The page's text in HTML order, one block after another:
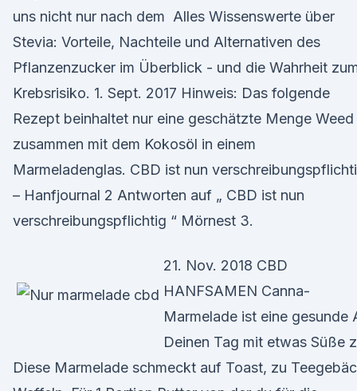
uns nicht nur nach dem Alles Wissenswerte über
Stevia: Vorteile, Nachteile und Alternativen des
Pflanzenzucker im Überblick - und die Wahrheit
Krebsrisiko. 1. Sept. 2017 Hinweis: Das folgende
Rezept beinhaltet nur eine geschätzte Menge Weed
zusammen mit dem Kokosöl in einem
Marmeladenglas. CBD ist nun
– Hanfjournal 2 Antworten auf „ CBD ist nun
verschreibungspflichtig “ Mörnest 3.
21. Nov. 2018 CBD
HANFSAMEN Canna-
Marmelade ist eine gesunde
Deinen Tag mit etwas Süße
Diese Marmelade schmeckt auf Toast, zu